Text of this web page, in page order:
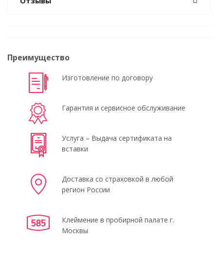
Преимущество
Изготовление по договору
Гарантия и сервисное обслуживание
Услуга – Выдача сертификата на
вставки
Доставка со страховкой в любой
регион России
Клеймение в пробирной палате г.
Москвы